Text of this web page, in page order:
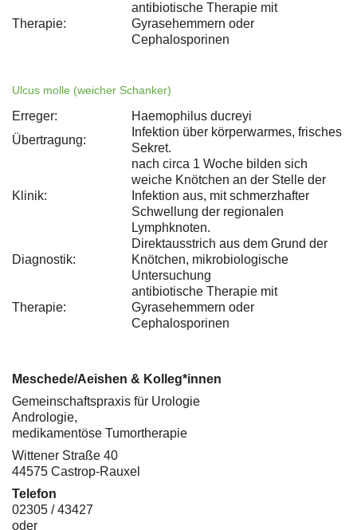
Therapie:
antibiotische Therapie mit
Gyrasehemmern oder
Cephalosporinen
Ulcus molle (weicher Schanker)
Erreger:
Haemophilus ducreyi
Übertragung:
Infektion über körperwarmes, frisches
Sekret.
Klinik:
nach circa 1 Woche bilden sich
weiche Knötchen an der Stelle der
Infektion aus, mit schmerzhafter
Schwellung der regionalen
Lymphknoten.
Diagnostik:
Direktausstrich aus dem Grund der
Knötchen, mikrobiologische
Untersuchung
Therapie:
antibiotische Therapie mit
Gyrasehemmern oder
Cephalosporinen
Meschede/Aeishen & Kolleg*innen
Gemeinschaftspraxis für Urologie
Andrologie,
medikamentöse Tumortherapie
Wittener Straße 40
44575 Castrop-Rauxel
Telefon
02305 / 43427
oder